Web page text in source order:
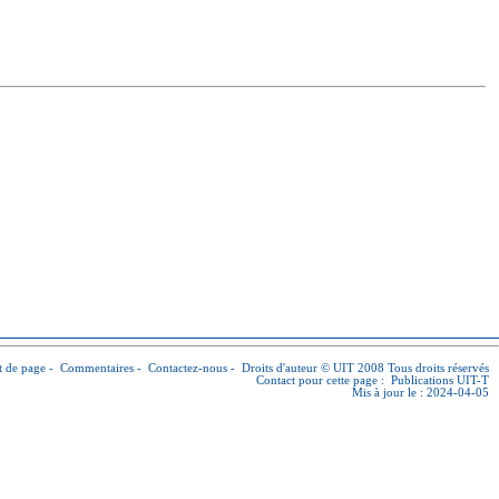
de page - Commentaires - Contactez-nous - Droits d'auteur © UIT 2008 Tous droits réservés
Contact pour cette page : Publications UIT-T
Mis à jour le : 2024-04-05